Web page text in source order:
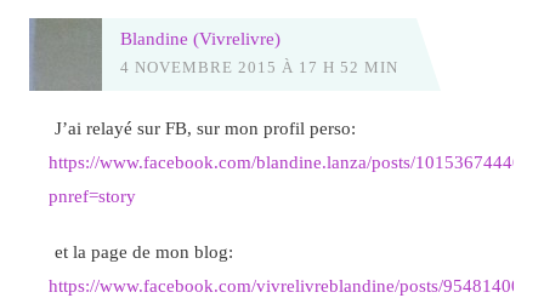
Blandine (Vivrelivre)
4 NOVEMBRE 2015 À 17 H 52 MIN
J’ai relayé sur FB, sur mon profil perso:
https://www.facebook.com/blandine.lanza/posts/
pnref=story
et la page de mon blog:
https://www.facebook.com/vivrelivreblandine/posts/